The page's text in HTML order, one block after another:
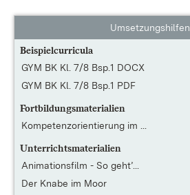
Umsetzungshilfen
Beispielcurricula
GYM BK Kl. 7/8 Bsp.1 DOCX
GYM BK Kl. 7/8 Bsp.1 PDF
Fortbildungsmaterialien
Kompetenzorientierung im ...
Unterrichtsmaterialien
Animationsfilm - So geht’...
Der Knabe im Moor